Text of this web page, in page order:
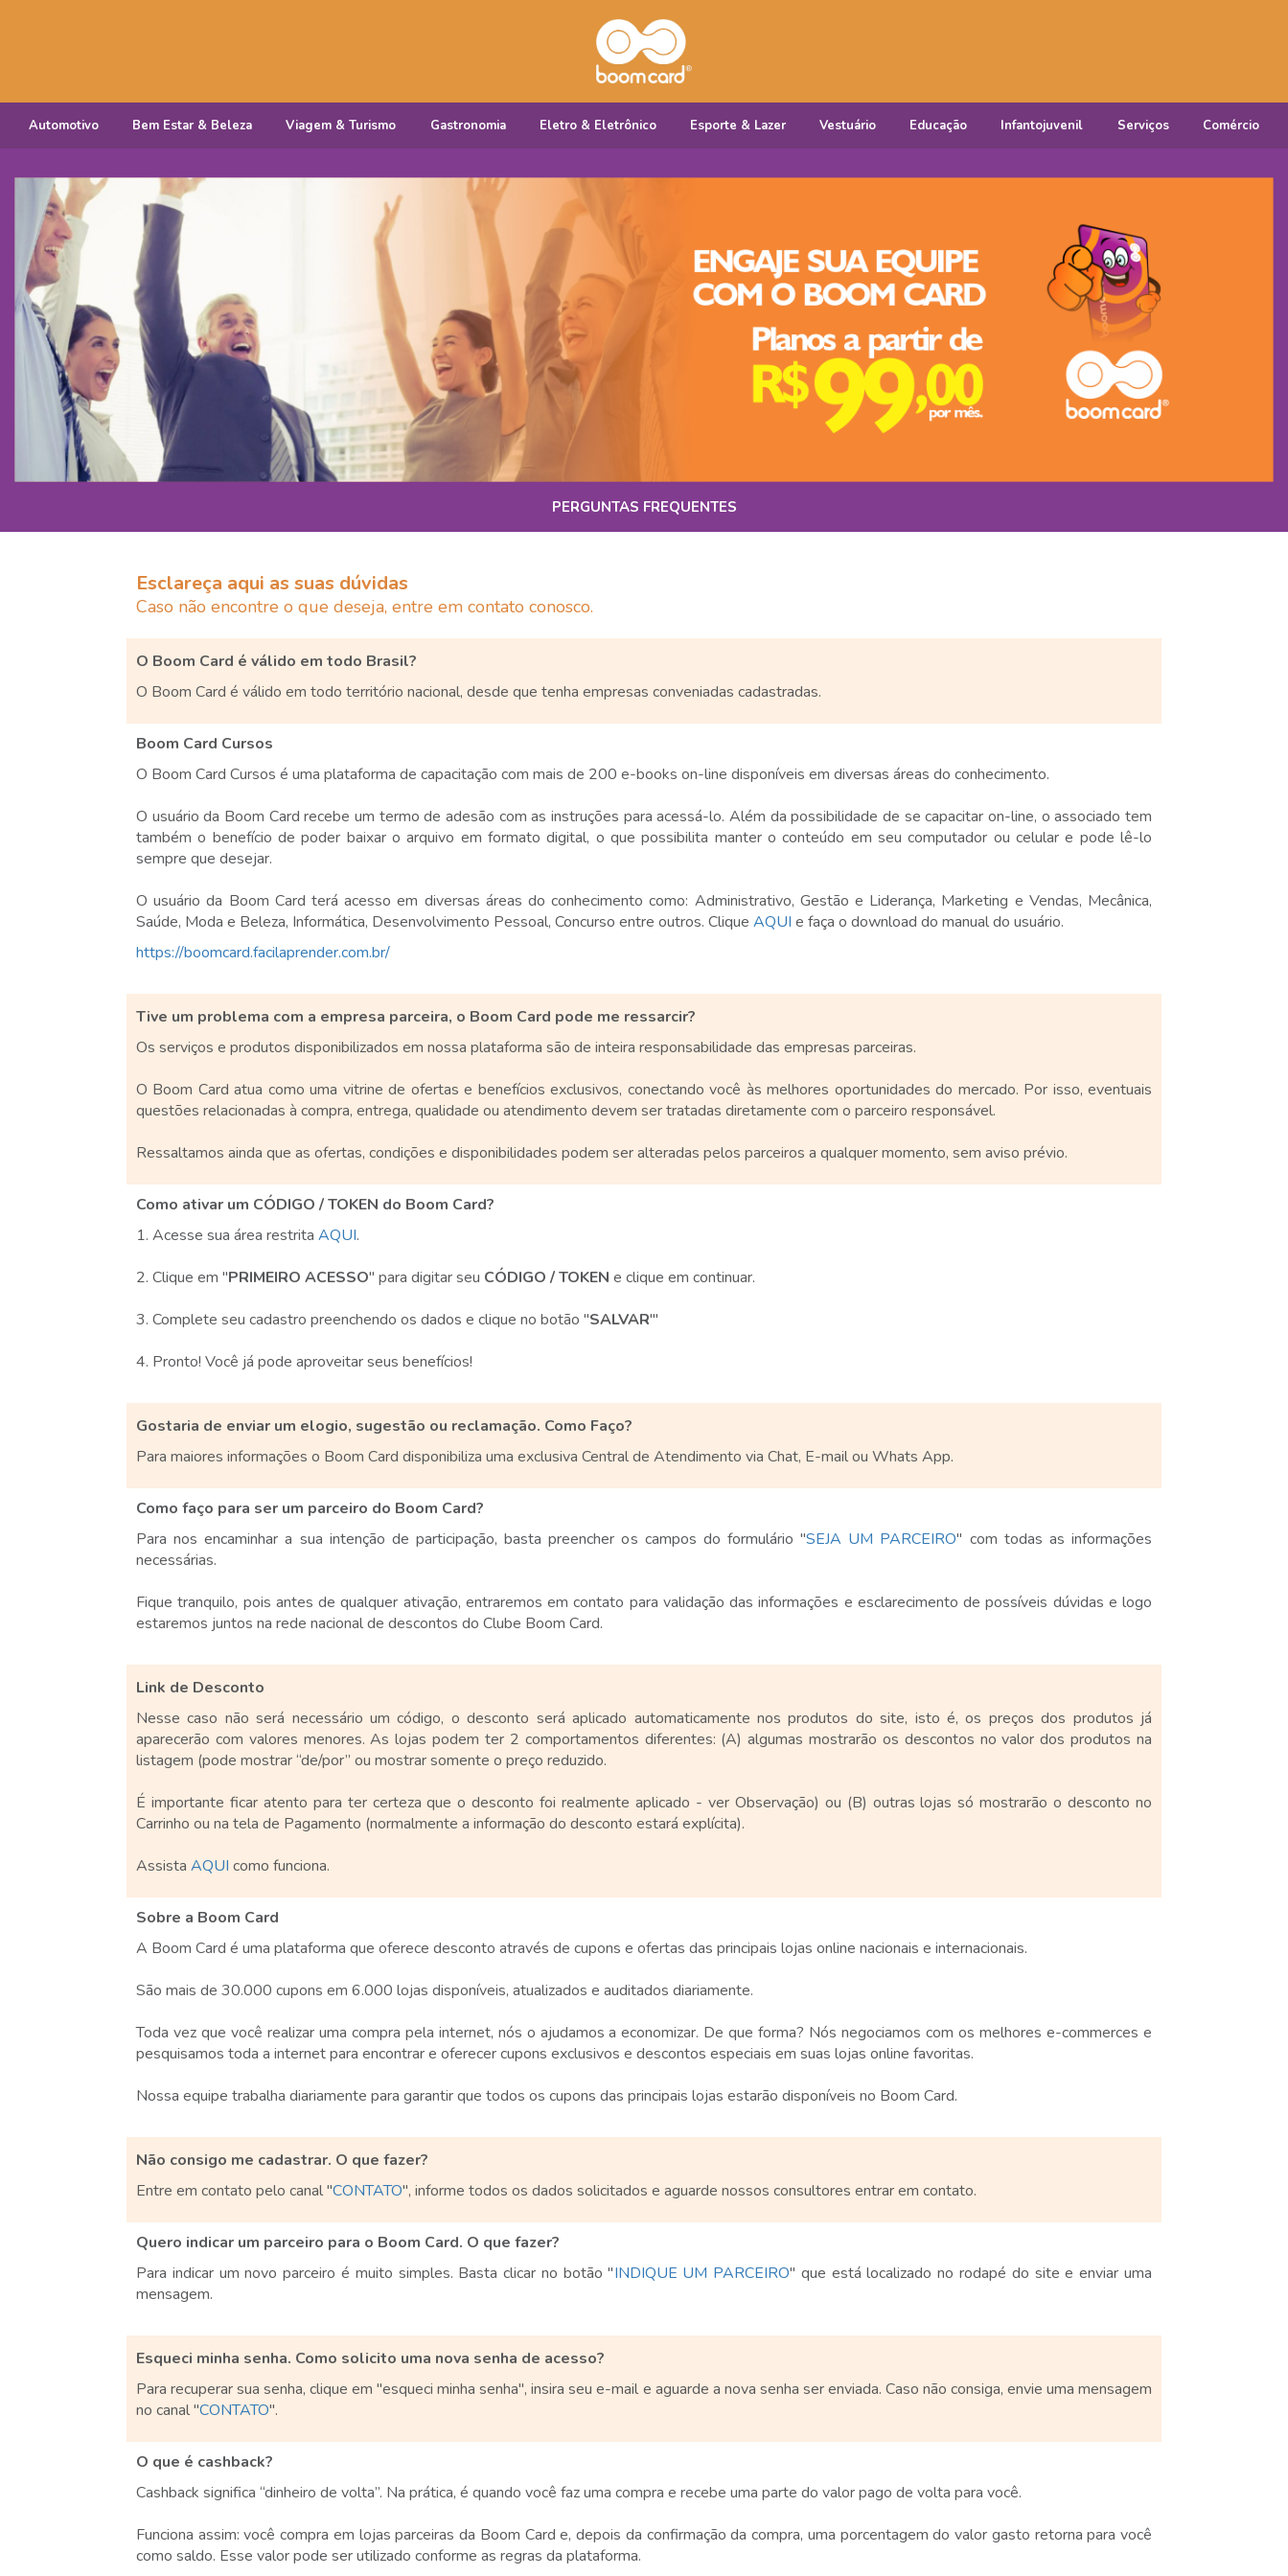
Automotivo Bem Estar & Beleza Viagem & Turismo Gastronomia Eletro & Eletrônico Esporte & Lazer Vestuário Educação Infantojuvenil Serviços Comércio
PERGUNTAS FREQUENTES
Esclareça aqui as suas dúvidas
Caso não encontre o que deseja, entre em contato conosco.
O Boom Card é válido em todo Brasil?
O Boom Card é válido em todo território nacional, desde que tenha empresas conveniadas cadastradas.
Boom Card Cursos
O Boom Card Cursos é uma plataforma de capacitação com mais de 200 e-books on-line disponíveis em diversas áreas do conhecimento.
O usuário da Boom Card recebe um termo de adesão com as instruções para acessá-lo. Além da possibilidade de se capacitar on-line, o associado tem
também o benefício de poder baixar o arquivo em formato digital, o que possibilita manter o conteúdo em seu computador ou celular e pode lê-lo
sempre que desejar.
O usuário da Boom Card terá acesso em diversas áreas do conhecimento como: Administrativo, Gestão e Liderança, Marketing e Vendas, Mecânica,
Saúde, Moda e Beleza, Informática, Desenvolvimento Pessoal, Concurso entre outros. Clique AQUI e faça o download do manual do usuário.
https://boomcard.facilaprender.com.br/
Tive um problema com a empresa parceira, o Boom Card pode me ressarcir?
Os serviços e produtos disponibilizados em nossa plataforma são de inteira responsabilidade das empresas parceiras.
O Boom Card atua como uma vitrine de ofertas e benefícios exclusivos, conectando você às melhores oportunidades do mercado. Por isso, eventuais
questões relacionadas à compra, entrega, qualidade ou atendimento devem ser tratadas diretamente com o parceiro responsável.
Ressaltamos ainda que as ofertas, condições e disponibilidades podem ser alteradas pelos parceiros a qualquer momento, sem aviso prévio.
Como ativar um CÓDIGO / TOKEN do Boom Card?
1. Acesse sua área restrita AQUI.
2. Clique em ''PRIMEIRO ACESSO'' para digitar seu CÓDIGO / TOKEN e clique em continuar.
3. Complete seu cadastro preenchendo os dados e clique no botão ''SALVAR'''
4. Pronto! Você já pode aproveitar seus benefícios!
Gostaria de enviar um elogio, sugestão ou reclamação. Como Faço?
Para maiores informações o Boom Card disponibiliza uma exclusiva Central de Atendimento via Chat, E-mail ou Whats App.
Como faço para ser um parceiro do Boom Card?
Para nos encaminhar a sua intenção de participação, basta preencher os campos do formulário "SEJA UM PARCEIRO" com todas as informações
necessárias.
Fique tranquilo, pois antes de qualquer ativação, entraremos em contato para validação das informações e esclarecimento de possíveis dúvidas e logo
estaremos juntos na rede nacional de descontos do Clube Boom Card.
Link de Desconto
Nesse caso não será necessário um código, o desconto será aplicado automaticamente nos produtos do site, isto é, os preços dos produtos já
aparecerão com valores menores. As lojas podem ter 2 comportamentos diferentes: (A) algumas mostrarão os descontos no valor dos produtos na
listagem (pode mostrar “de/por” ou mostrar somente o preço reduzido.
É importante ficar atento para ter certeza que o desconto foi realmente aplicado - ver Observação) ou (B) outras lojas só mostrarão o desconto no
Carrinho ou na tela de Pagamento (normalmente a informação do desconto estará explícita).
Assista AQUI como funciona.
Sobre a Boom Card
A Boom Card é uma plataforma que oferece desconto através de cupons e ofertas das principais lojas online nacionais e internacionais.
São mais de 30.000 cupons em 6.000 lojas disponíveis, atualizados e auditados diariamente.
Toda vez que você realizar uma compra pela internet, nós o ajudamos a economizar. De que forma? Nós negociamos com os melhores e-commerces e
pesquisamos toda a internet para encontrar e oferecer cupons exclusivos e descontos especiais em suas lojas online favoritas.
Nossa equipe trabalha diariamente para garantir que todos os cupons das principais lojas estarão disponíveis no Boom Card.
Não consigo me cadastrar. O que fazer?
Entre em contato pelo canal ''CONTATO'', informe todos os dados solicitados e aguarde nossos consultores entrar em contato.
Quero indicar um parceiro para o Boom Card. O que fazer?
Para indicar um novo parceiro é muito simples. Basta clicar no botão "INDIQUE UM PARCEIRO" que está localizado no rodapé do site e enviar uma
mensagem.
Esqueci minha senha. Como solicito uma nova senha de acesso?
Para recuperar sua senha, clique em "esqueci minha senha", insira seu e-mail e aguarde a nova senha ser enviada. Caso não consiga, envie uma mensagem
no canal ''CONTATO''.
O que é cashback?
Cashback significa “dinheiro de volta”. Na prática, é quando você faz uma compra e recebe uma parte do valor pago de volta para você.
Funciona assim: você compra em lojas parceiras da Boom Card e, depois da confirmação da compra, uma porcentagem do valor gasto retorna para você
como saldo. Esse valor pode ser utilizado conforme as regras da plataforma.